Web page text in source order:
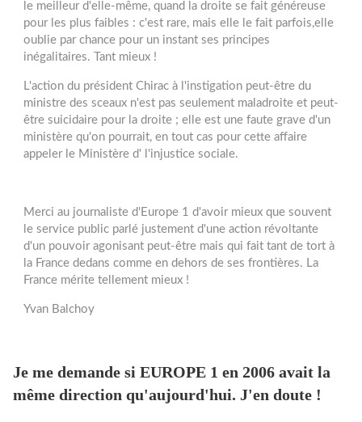
le meilleur d'elle-même, quand la droite se fait généreuse
pour les plus faibles : c'est rare, mais elle le fait parfois,elle
oublie par chance pour un instant ses principes
inégalitaires. Tant mieux !
L'action du président Chirac à l'instigation peut-être du
ministre des sceaux n'est pas seulement maladroite et peut-
être suicidaire pour la droite ; elle est une faute grave d'un
ministère qu'on pourrait, en tout cas pour cette affaire
appeler le Ministère d' l'injustice sociale.
Merci au journaliste d'Europe 1 d'avoir mieux que souvent
le service public parlé justement d'une action révoltante
d'un pouvoir agonisant peut-être mais qui fait tant de tort à
la France dedans comme en dehors de ses frontières. La
France mérite tellement mieux !
Yvan Balchoy
Je me demande si EUROPE 1 en 2006 avait la
même direction qu'aujourd'hui. J'en doute !